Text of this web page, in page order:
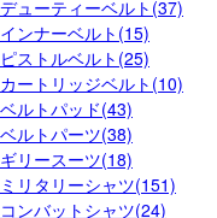
デューティーベルト(37)
インナーベルト(15)
ピストルベルト(25)
カートリッジベルト(10)
ベルトパッド(43)
ベルトパーツ(38)
ギリースーツ(18)
ミリタリーシャツ(151)
コンバットシャツ(24)